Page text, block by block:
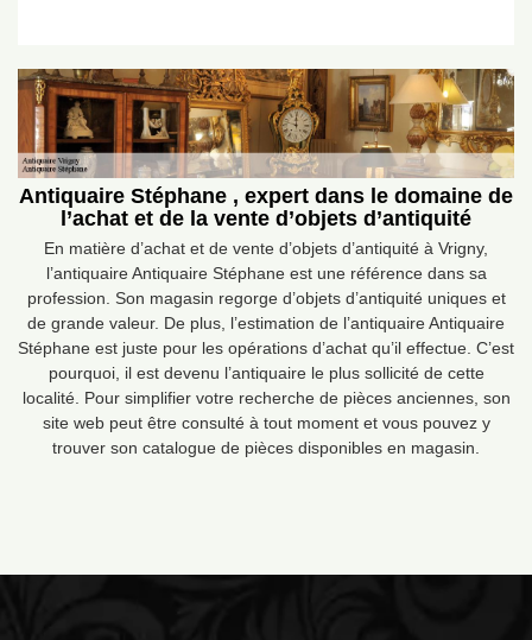
Antiquaire Stéphane , expert dans le domaine de
l’achat et de la vente d’objets d’antiquité
En matière d’achat et de vente d’objets d’antiquité à Vrigny,
l’antiquaire Antiquaire Stéphane est une référence dans sa
profession. Son magasin regorge d’objets d’antiquité uniques et
de grande valeur. De plus, l’estimation de l’antiquaire Antiquaire
Stéphane est juste pour les opérations d’achat qu’il effectue. C’est
pourquoi, il est devenu l’antiquaire le plus sollicité de cette
localité. Pour simplifier votre recherche de pièces anciennes, son
site web peut être consulté à tout moment et vous pouvez y
trouver son catalogue de pièces disponibles en magasin.